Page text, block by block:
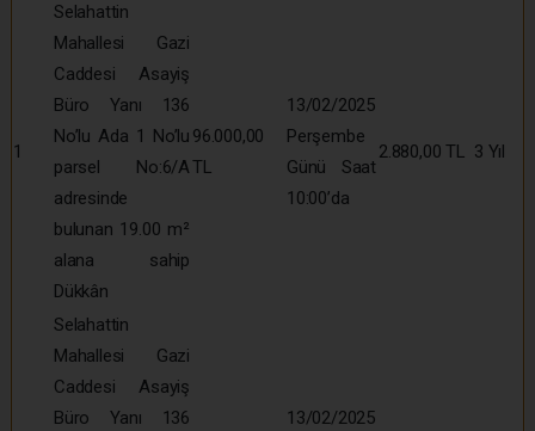
1
Selahattin
Mahallesi Gazi
Caddesi Asayiş
Büro Yanı 136
No’lu Ada 1 No’lu
parsel No:6/A
adresinde
bulunan 19.00 m²
alana sahip
Dükkân
96.000,00
TL
13/02/2025
Perşembe
Günü Saat
10:00’da
2.880,00 TL 3 Yıl
Selahattin
Mahallesi Gazi
Caddesi Asayiş
Büro Yanı 136
13/02/2025